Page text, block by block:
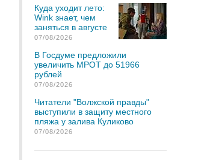
Куда уходит лето:
Wink знает, чем
заняться в августе
07/08/2026
В Госдуме предложили
увеличить МРОТ до 51966
рублей
07/08/2026
Читатели "Волжской правды"
выступили в защиту местного
пляжа у залива Куликово
07/08/2026